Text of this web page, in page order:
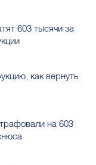
603 тысячи за
как вернуть
на 603